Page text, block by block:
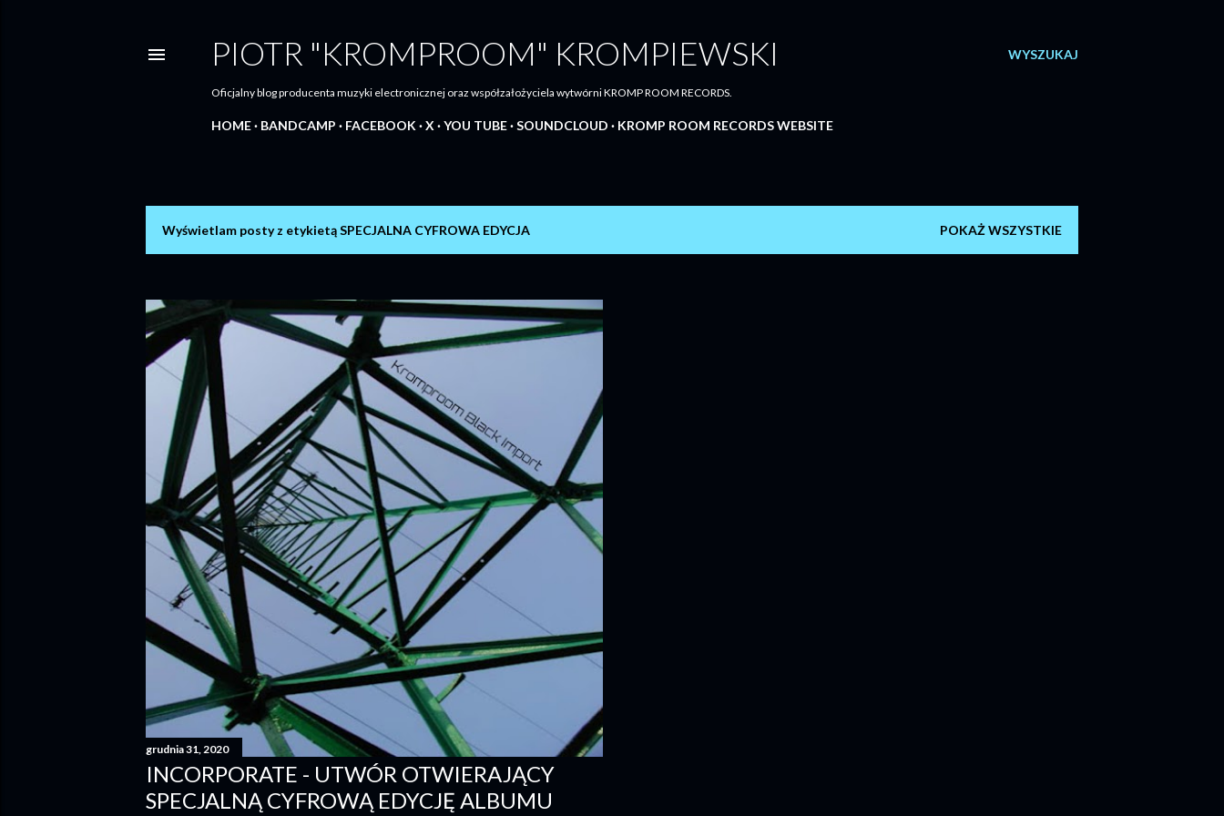
WYSZUKAJ
PIOTR "KROMPROOM" KROMPIEWSKI
Oficjalny blog producenta muzyki electronicznej oraz współzałożyciela wytwórni KROMP ROOM RECORDS.
HOME BANDCAMP FACEBOOK X YOU TUBE SOUNDCLOUD KROMP ROOM RECORDS WEBSITE
s
t
y
Wyświetlam posty z etykietąSPECJALNA CYFROWA EDYCJA POKAŻ WSZYSTKIE
grudnia 31, 2020
INCORPORATE - UTWÓR OTWIERAJĄCY
SPECJALNĄ CYFROWĄ EDYCJĘ ALBUMU